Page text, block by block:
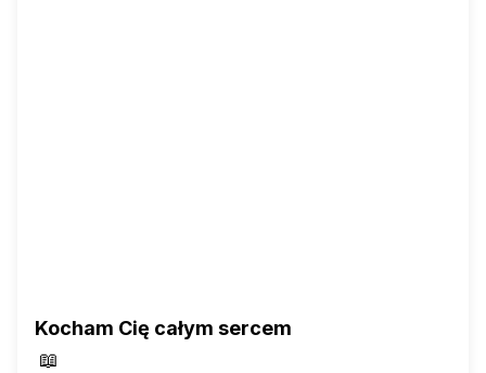
Kocham Cię całym sercem
📖